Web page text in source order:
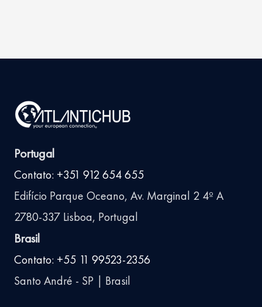
Portugal
Contato: +351 912 654 655
Edifício Parque Oceano, Av. Marginal 2 4º A
2780-337 Lisboa, Portugal
Brasil
Contato: +55 11 99523-2356
Santo André - SP | Brasil